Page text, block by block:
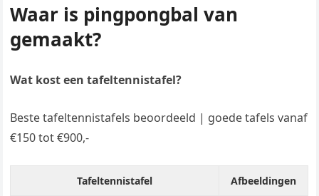
Waar is pingpongbal van
gemaakt?
Wat kost een tafeltennistafel?
Beste tafeltennistafels beoordeeld | goede tafels vanaf
€150 tot €900,-
Tafeltennistafel Afbeeldingen